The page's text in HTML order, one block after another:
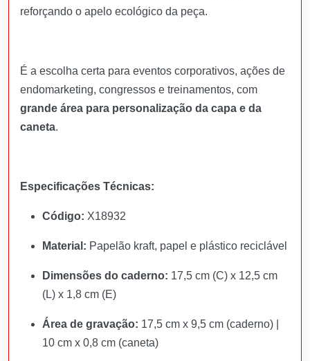
reforçando o apelo ecológico da peça.
É a escolha certa para eventos corporativos, ações de
endomarketing, congressos e treinamentos, com
grande área para personalização da capa e da
caneta.
Especificações Técnicas:
Código: X18932
Material: Papelão kraft, papel e plástico reciclável
Dimensões do caderno: 17,5 cm (C) x 12,5 cm
(L) x 1,8 cm (E)
Área de gravação: 17,5 cm x 9,5 cm (caderno) |
10 cm x 0,8 cm (caneta)